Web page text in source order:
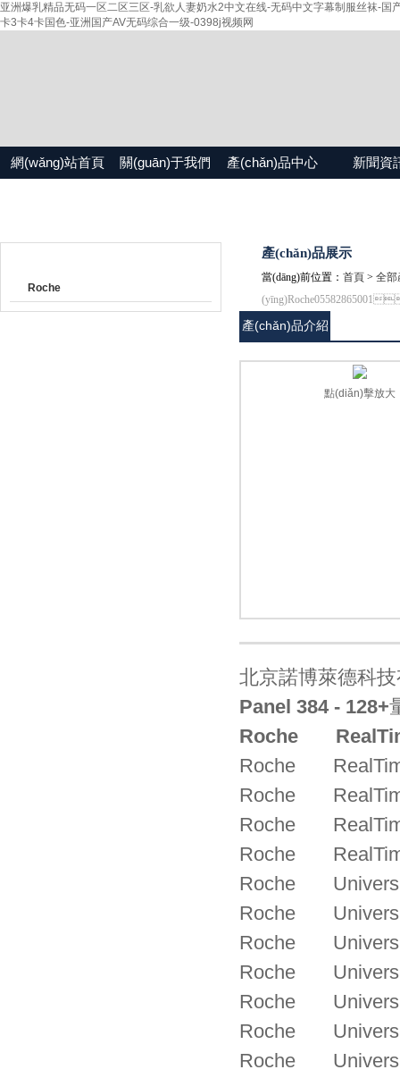
亚洲爆乳精品无码一区二区三区-乳欲人妻奶水2中文在线-无码中文字幕制服丝袜-
卡3卡4卡国色-亚洲国产AV无码综合一级-0398j视频网
網(wǎng)站首頁 關(guān)于我們 產(chǎn)品中心 新聞資
Roche
產(chǎn)品展示
當(dāng)前位置： 首頁 > 全部
產(chǎn)品介紹
點(diǎn)擊放大
北京諾博萊德科
Panel 384 - 128+
Roche
Roche
Roche
Roche
Roche
Roche
Roche
Roche
Roche
Roche Universal
Roche Universal
Roche Universal